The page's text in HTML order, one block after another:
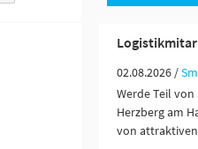
02.08.2026 /
Werde Teil
Herzberg am
von